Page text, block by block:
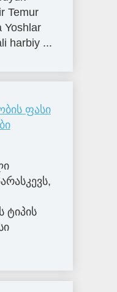
Temur
Yoshlar
harbiy ...
ფასი
ტიპის